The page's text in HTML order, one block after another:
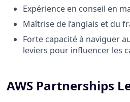
Expérience en conseil en
Maîtrise de l’anglais et du
Forte capacité à naviguer
leviers pour influencer les
AWS Partnerships